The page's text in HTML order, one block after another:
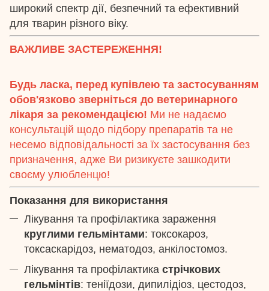
широкий спектр дії, безпечний та ефективний
для тварин різного віку.
ВАЖЛИВЕ ЗАСТЕРЕЖЕННЯ!
Будь ласка, перед купівлею та застосуванням
обов'язково зверніться до ветеринарного
лікаря за рекомендацією! Ми не надаємо
консультацій щодо підбору препаратів та не
несемо відповідальності за їх застосування без
призначення, адже Ви ризикуєте зашкодити
своєму улюбленцю!
Показання для використання
Лікування та профілактика зараження
круглими гельмінтами: токсокароз,
токсаскарідоз, нематодоз, анкілостомоз.
Лікування та профілактика стрічкових
гельмінтів: теніїдози, дипилідіоз, цестодоз,